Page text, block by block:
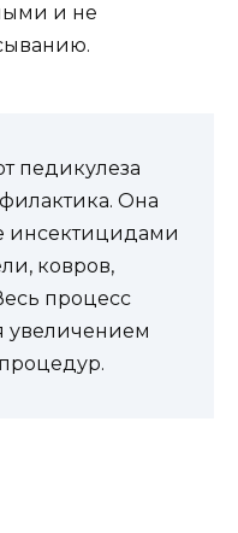
и не
педикулеза
Она
инсектицидами
ковров,
процесс
увеличением